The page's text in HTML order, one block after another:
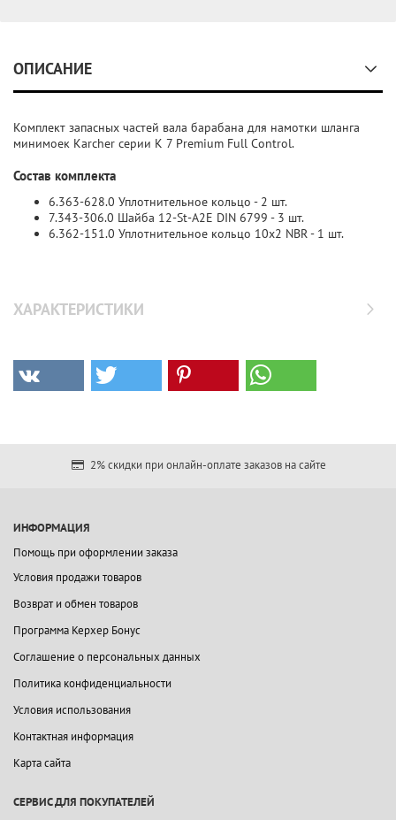
ОПИСАНИЕ
Комплект запасных частей вала барабана для намотки шланга
минимоек Karcher серии K 7 Premium Full Control.
Состав комплекта
6.363-628.0 Уплотнительное кольцо - 2 шт.
7.343-306.0 Шайба 12-St-A2E DIN 6799 - 3 шт.
6.362-151.0 Уплотнительное кольцо 10x2 NBR - 1 шт.
ХАРАКТЕРИСТИКИ
2% скидки при онлайн-оплате заказов на сайте
ИНФОРМАЦИЯ
Помощь при оформлении заказа
Условия продажи товаров
Возврат и обмен товаров
Программа Керхер Бонус
Соглашение о персональных данных
Политика конфиденциальности
Условия использования
Контактная информация
Карта сайта
СЕРВИС ДЛЯ ПОКУПАТЕЛЕЙ